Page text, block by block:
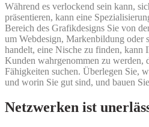
Während es verlockend sein kann,
präsentieren, kann eine
Bereich des Grafikdesigns Sie von
um Webdesign, Markenbildung oder
handelt, eine Nische zu finden, kann
Kunden wahrgenommen zu werden,
Fähigkeiten suchen. Überlegen Sie,
und worin Sie gut sind, und bauen
Netzwerken ist